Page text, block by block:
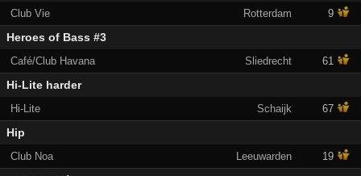
Club Vie Rotterdam 9
Heroes of Bass #3
Café/Club Havana Sliedrecht 61
Hi-Lite harder
Hi-Lite Schaijk 67
Hip
Club Noa Leeuwarden 19